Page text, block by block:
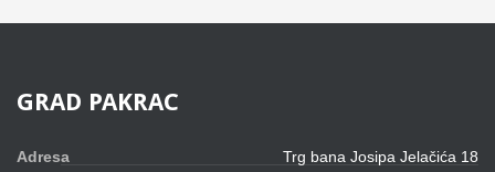
GRAD PAKRAC
Adresa
Trg bana Josipa Jelačića 18